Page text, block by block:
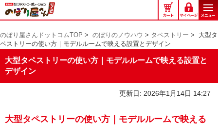
の
ぼ
屋
さ
ん
ド
のぼり屋さんドットコムTOP > のぼりのノウハウ > タペストリー > 大型タ
ペストリーの使い方｜モデルルームで映える設置とデザイン
大型タペストリーの使い方｜モデルルームで映える設置と
デザイン
更新日: 2026年1月14日 14:27
大型タペストリーの使い方｜モデルルームで映える